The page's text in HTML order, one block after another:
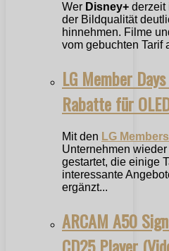
Wer Disney+ derzeit
der Bildqualität
hinnehmen. Filme
vom gebuchten Tarif
LG Member
Rabatte für
Mit den LG
Unternehmen
gestartet, die einige
interessante
ergänzt...
ARCAM A50